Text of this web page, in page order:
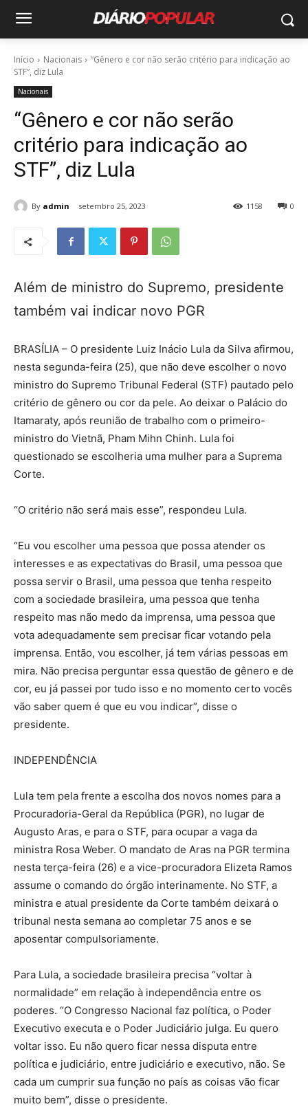
Início Nacionais
“Gênero e cor não serão critério para indicação ao
STF”, diz Lula
Nacionais
“Gênero e cor não serão
critério para indicação ao
STF”, diz Lula
By admin setembro 25, 2023 0
1158
Além de ministro do Supremo, presidente
também vai indicar novo PGR
BRASÍLIA – O presidente Luiz Inácio Lula da Silva afirmou,
nesta segunda-feira (25), que não deve escolher o novo
ministro do Supremo Tribunal Federal (STF) pautado pelo
critério de gênero ou cor da pele. Ao deixar o Palácio do
Itamaraty, após reunião de trabalho com o primeiro-
ministro do Vietnã, Pham Mihn Chinh. Lula foi
questionado se escolheria uma mulher para a Suprema
Corte.
“O critério não será mais esse”, respondeu Lula.
“Eu vou escolher uma pessoa que possa atender os
interesses e as expectativas do Brasil, uma pessoa que
possa servir o Brasil, uma pessoa que tenha respeito
com a sociedade brasileira, uma pessoa que tenha
respeito mas não medo da imprensa, uma pessoa que
vota adequadamente sem precisar ficar votando pela
imprensa. Então, vou escolher, já tem várias pessoas em
mira. Não precisa perguntar essa questão de gênero e de
cor, eu já passei por tudo isso e no momento certo vocês
vão saber quem é que eu vou indicar”, disse o
presidente.
INDEPENDÊNCIA
Lula tem pela frente a escolha dos novos nomes para a
Procuradoria-Geral da República (PGR), no lugar de
Augusto Aras, e para o STF, para ocupar a vaga da
ministra Rosa Weber. O mandato de Aras na PGR termina
nesta terça-feira (26) e a vice-procuradora Elizeta Ramos
assume o comando do órgão interinamente. No STF, a
ministra e atual presidente da Corte também deixará o
tribunal nesta semana ao completar 75 anos e se
aposentar compulsoriamente.
Para Lula, a sociedade brasileira precisa “voltar à
normalidade” em relação à independência entre os
poderes. “O Congresso Nacional faz política, o Poder
Executivo executa e o Poder Judiciário julga. Eu quero
voltar isso. Eu não quero ficar nessa disputa entre
política e judiciário, entre judiciário e executivo, não. Se
cada um cumprir sua função no país as coisas vão ficar
muito bem”, disse o presidente.